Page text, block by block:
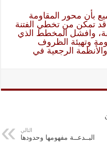
بأن محور المقاومة
قد تمكن من تخطي الفتنة
وافشل المخطط الذي
وتهيئة الظروف
الرجعية في
التالي
البــدعــة مفهومها وحدودها